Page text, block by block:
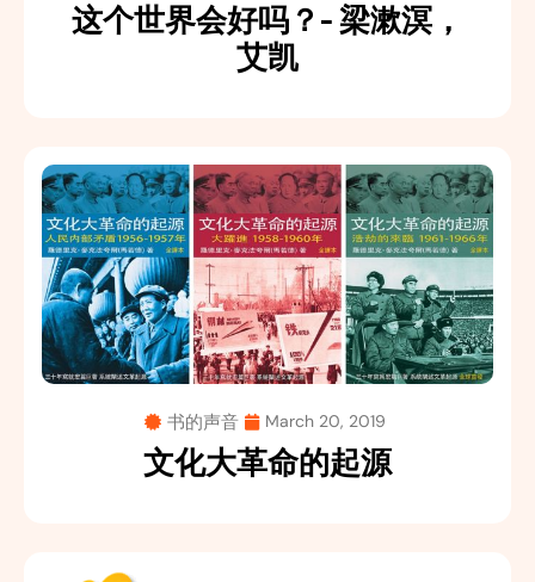
这个世界会好吗？- 梁漱溟，
艾凯
书的声音 March 20, 2019
文化大革命的起源